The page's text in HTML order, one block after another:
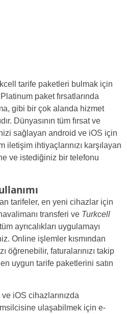
tarife paketleri bulmak için
paket fırsatlarında
gibi bir çok alanda hizmet
Dünyasının tüm fırsat ve
sağlayan android ve iOS için
iletişim ihtiyaçlarınızı karşılayan
ve istediğiniz bir telefonu
tarifeler, en yeni cihazlar için
transferi ve Turkcell
ayrıcalıkları uygulamayı
Online işlemler kısmından
öğrenebilir, faturalarınızı takip
uygun tarife paketlerini satın
iOS cihazlarınızda
ulaşabilmek için e-